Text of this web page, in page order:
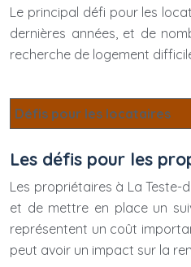
Le principal défi pour les
dernières années, et de
recherche de logement
Défis pour les locataires
Les défis pour les
Les propriétaires à La
et de mettre en place un
représentent un coût
peut avoir un impact sur la